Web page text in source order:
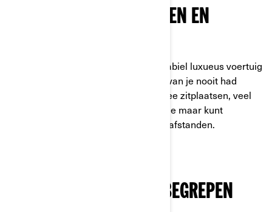
GEMAAKT VOOR OMWEGEN EN
De Can-Am Spyder RT is een zeer stabiel luxueus voertuig
voor wie plekken wil ontdekken waarvan je nooit had
gedacht dat je er kon komen. Met twee zitplaatsen, veel
opbergruimte en alle kenmerken die je maar kunt
bedenken, is hij gebouwd voor lange afstanden.
LUXE IS STANDAARD INBEGREPEN